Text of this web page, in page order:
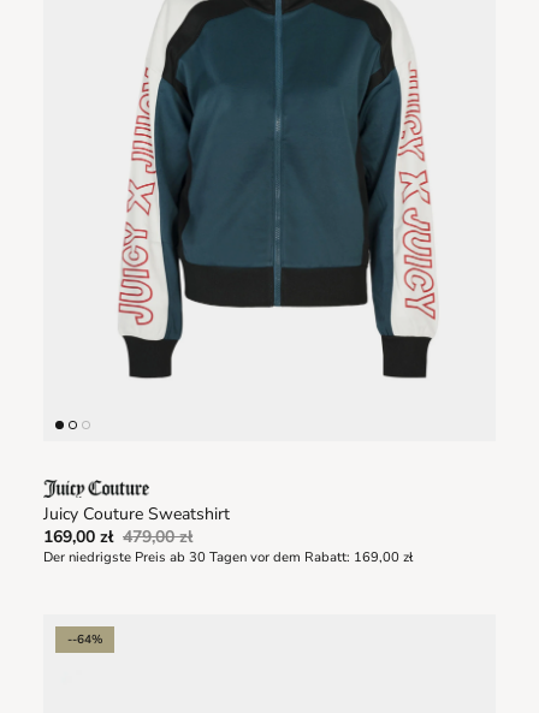
Juicy Couture Sweatshirt
169,00 zł 479,00 zł
Der niedrigste Preis ab 30 Tagen vor dem Rabatt: 169,00 zł
--64%